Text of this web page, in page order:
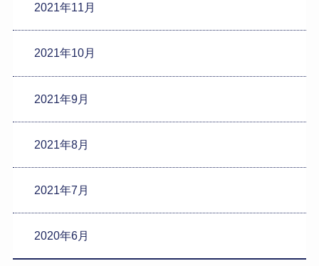
2021年11月
2021年10月
2021年9月
2021年8月
2021年7月
2020年6月